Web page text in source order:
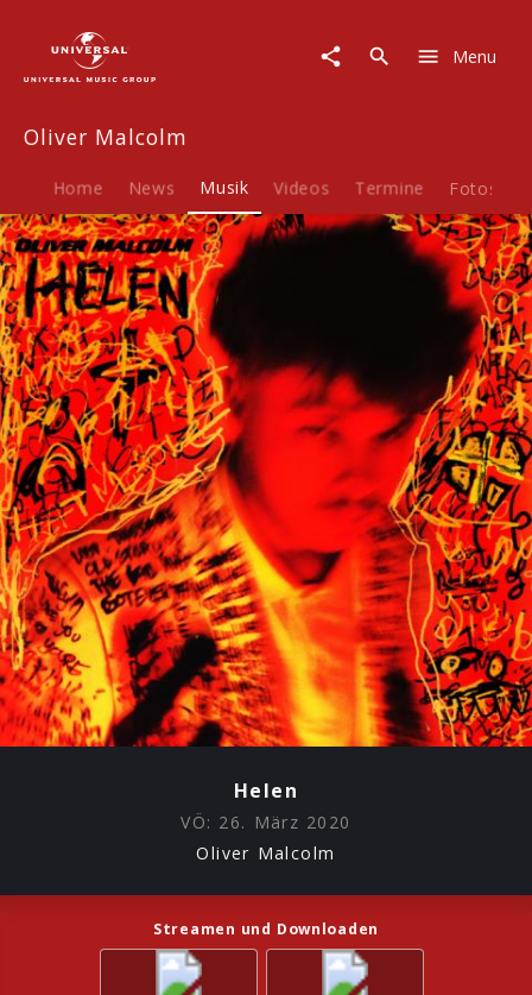
Musik
Helen
Menu
Oliver Malcolm
Home News Musik Videos Termine Fotos
Helen
VÖ: 26. März 2020
Oliver Malcolm
Streamen und Downloaden